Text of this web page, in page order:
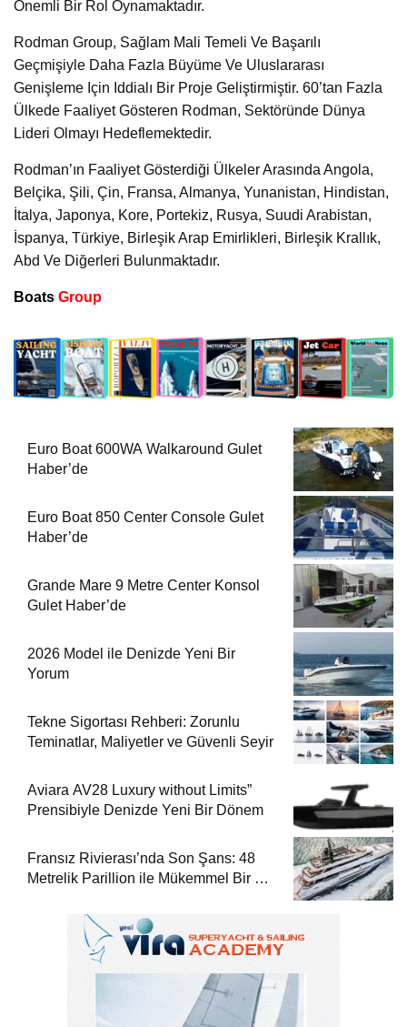
Önemli Bir Rol Oynamaktadır.
Rodman Group, Sağlam Mali Temeli Ve Başarılı
Geçmişiyle Daha Fazla Büyüme Ve Uluslararası
Genişleme Için Iddialı Bir Proje Geliştirmiştir. 60’tan Fazla
Ülkede Faaliyet Gösteren Rodman, Sektöründe Dünya
Lideri Olmayı Hedeflemektedir.
Rodman’ın Faaliyet Gösterdiği Ülkeler Arasında Angola,
Belçika, Şili, Çin, Fransa, Almanya, Yunanistan, Hindistan,
İtalya, Japonya, Kore, Portekiz, Rusya, Suudi Arabistan,
İspanya, Türkiye, Birleşik Arap Emirlikleri, Birleşik Krallık,
Abd Ve Diğerleri Bulunmaktadır.
Boats Group
Euro Boat 600WA Walkaround Gulet
Haber’de
Euro Boat 850 Center Console Gulet
Haber’de
Grande Mare 9 Metre Center Konsol
Gulet Haber’de
2026 Model ile Denizde Yeni Bir
Yorum
Tekne Sigortası Rehberi: Zorunlu
Teminatlar, Maliyetler ve Güvenli Seyir
Aviara AV28 Luxury without Limits”
Prensibiyle Denizde Yeni Bir Dönem
Fransız Rivierası’nda Son Şans: 48
Metrelik Parillion ile Mükemmel Bir Yat